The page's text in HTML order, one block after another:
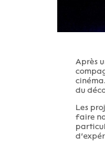
Après
du
Les
faire